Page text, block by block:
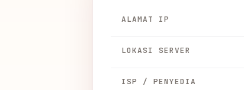
ALAMAT IP
LOKASI SERVER
ISP / PENYEDIA